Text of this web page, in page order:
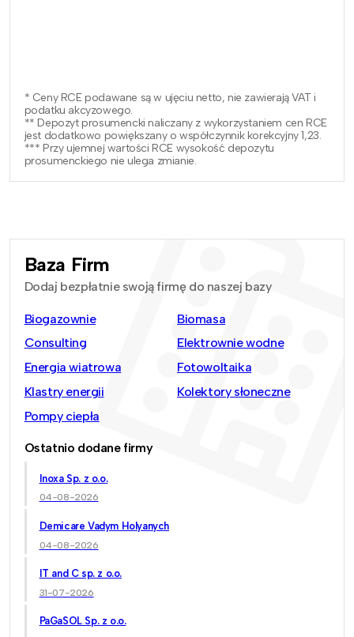
* Ceny RCE podawane są w ujęciu netto, nie zawierają VAT i
podatku akcyzowego.
** Depozyt prosumencki naliczany z wykorzystaniem cen RCE
jest dodatkowo powiększany o współczynnik korekcyjny 1,23.
*** Przy ujemnej wartości RCE wysokość depozytu
prosumenckiego nie ulega zmianie.
Baza Firm
Dodaj bezpłatnie swoją firmę do naszej bazy
Biogazownie
Biomasa
Consulting
Elektrownie wodne
Energia wiatrowa
Fotowoltaika
Klastry energii
Kolektory słoneczne
Pompy ciepła
Ostatnio dodane firmy
Inoxa Sp. z o.o.
04-08-2026
Demicare Vadym Holyanych
04-08-2026
IT and C sp. z o.o.
31-07-2026
PaGaSOL Sp. z o.o.